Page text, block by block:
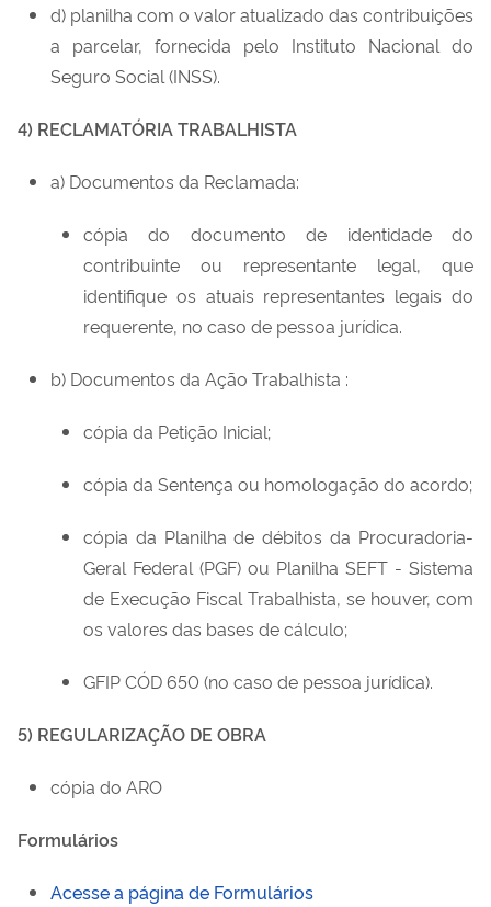
d) planilha com o valor atualizado das contribuições
a parcelar, fornecida pelo Instituto Nacional do
Seguro Social (INSS).
4) RECLAMATÓRIA TRABALHISTA
a) Documentos da Reclamada:
cópia do documento de identidade do
contribuinte ou representante legal, que
identifique os atuais representantes legais do
requerente, no caso de pessoa jurídica.
b) Documentos da Ação Trabalhista :
cópia da Petição Inicial;
cópia da Sentença ou homologação do acordo;
cópia da Planilha de débitos da Procuradoria-
Geral Federal (PGF) ou Planilha SEFT - Sistema
de Execução Fiscal Trabalhista, se houver, com
os valores das bases de cálculo;
GFIP CÓD 650 (no caso de pessoa jurídica).
5) REGULARIZAÇÃO DE OBRA
cópia do ARO
Formulários
Acesse a página de Formulários